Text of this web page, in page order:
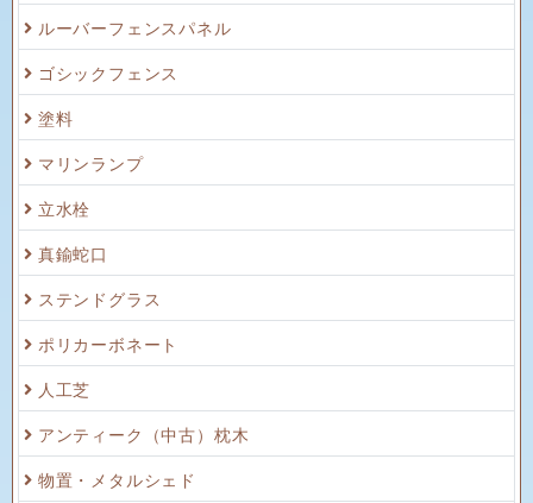
ルーバーフェンスパネル
ゴシックフェンス
塗料
マリンランプ
立水栓
真鍮蛇口
ステンドグラス
ポリカーボネート
人工芝
アンティーク（中古）枕木
物置・メタルシェド